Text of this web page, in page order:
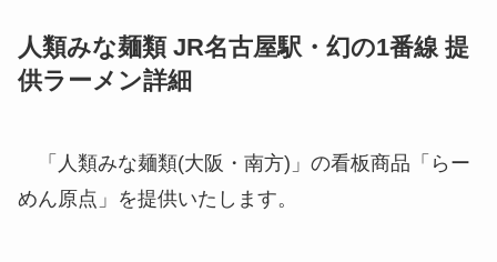
人類みな麺類 JR名古屋駅・幻の1番線 提
供ラーメン詳細
「人類みな麺類(大阪・南方)」の看板商品「らー
めん原点」を提供いたします。